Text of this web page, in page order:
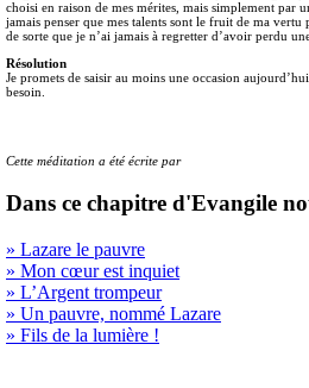
choisi en raison de mes mérites, mais simplement
jamais penser que mes talents sont le fruit de ma
de sorte que je n’ai jamais à regretter d’avoir perdu
Résolution
Je promets de saisir au moins une occasion
besoin.
Cette méditation a été écrite par
Dans ce chapitre d'Evangile
» Lazare le pauvre
» Mon cœur est inquiet
» L’Argent trompeur
» Un pauvre, nommé Lazare
» Fils de la lumière !